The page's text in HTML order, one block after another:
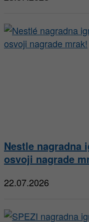
Nestle nagradna
osvoji nagrade
22.07.2026